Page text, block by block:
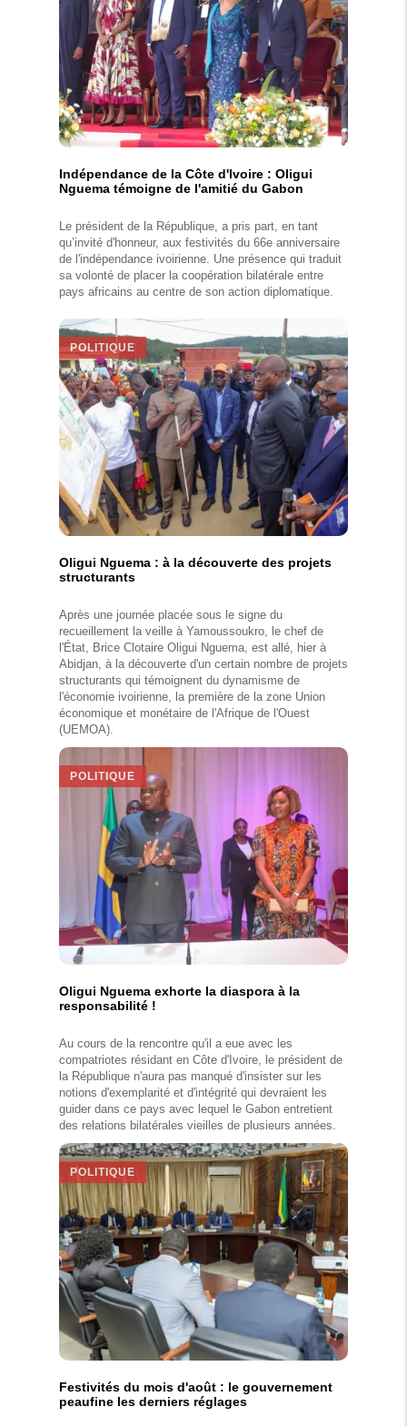
Indépendance de la Côte d'Ivoire : Oligui
Nguema témoigne de l'amitié du Gabon
Le président de la République, a pris part, en tant
qu’invité d'honneur, aux festivités du 66e anniversaire
de l'indépendance ivoirienne. Une présence qui traduit
sa volonté de placer la coopération bilatérale entre
pays africains au centre de son action diplomatique.
POLITIQUE
Oligui Nguema : à la découverte des projets
structurants
Après une journée placée sous le signe du
recueillement la veille à Yamoussoukro, le chef de
l'État, Brice Clotaire Oligui Nguema, est allé, hier à
Abidjan, à la découverte d'un certain nombre de projets
structurants qui témoignent du dynamisme de
l'économie ivoirienne, la première de la zone Union
économique et monétaire de l'Afrique de l'Ouest
(UEMOA).
POLITIQUE
Oligui Nguema exhorte la diaspora à la
responsabilité !
Au cours de la rencontre qu'il a eue avec les
compatriotes résidant en Côte d'Ivoire, le président de
la République n'aura pas manqué d'insister sur les
notions d'exemplarité et d'intégrité qui devraient les
guider dans ce pays avec lequel le Gabon entretient
des relations bilatérales vieilles de plusieurs années.
POLITIQUE
Festivités du mois d'août : le gouvernement
peaufine les derniers réglages